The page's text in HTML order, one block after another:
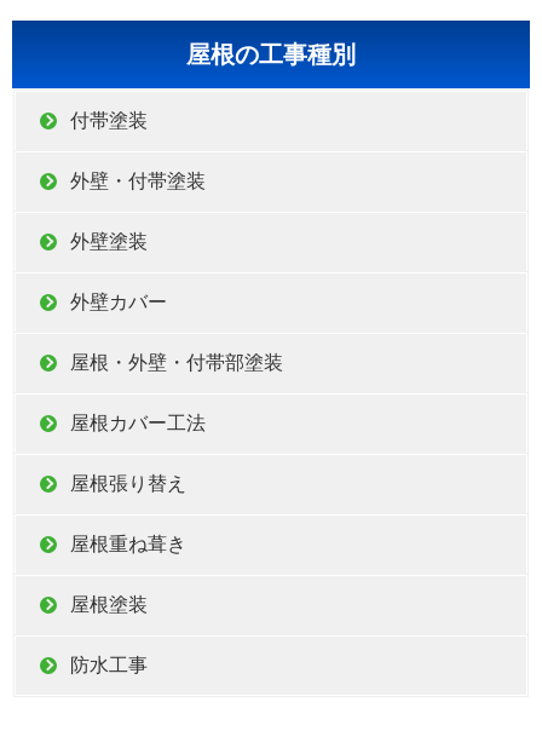
屋根の工事種別
付帯塗装
外壁・付帯塗装
外壁塗装
外壁カバー
屋根・外壁・付帯部塗装
屋根カバー工法
屋根張り替え
屋根重ね葺き
屋根塗装
防水工事